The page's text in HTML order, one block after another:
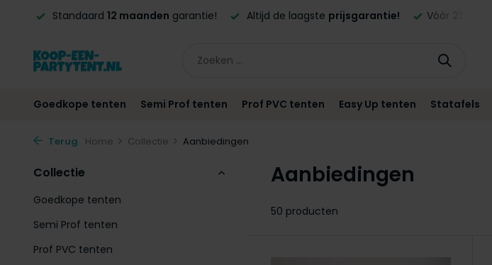
Altijd de laagsteprijsgarantie! Vóór21:00 besteld,morgengeleverd in NL en BE!*
Goedkope tenten Semi Prof tenten Prof PVC tenten Easy Up tenten Statafels
Terug Home Collectie Aanbiedingen
Collectie
Goedkope tenten
Semi Prof tenten
Prof PVC tenten
Aanbiedingen
50 producten